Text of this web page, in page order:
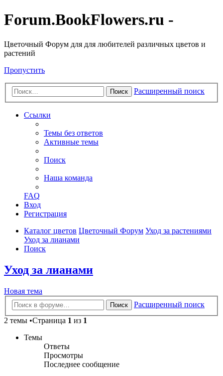
Forum.BookFlowers.ru -
Цветочный Форум для для любителей различных цветов и
растений
Пропустить
Поиск Расширенный поиск
Ссылки
Темы без ответов
Активные темы
Поиск
Наша команда
FAQ
Вход
Регистрация
Каталог цветов Цветочный Форум Уход за растениями
Уход за лианами
Поиск
Уход за лианами
Новая тема
Поиск
Расширенный поиск
2 темы •Страница 1 из 1
Темы
Ответы
Просмотры
Последнее сообщение